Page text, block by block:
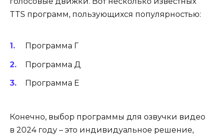
TTS программ, пользующихся популярностью:
Программа Г
Программа Д
Программа Е
Конечно, выбор программы для озвучки видео
в 2024 году – это индивидуальное решение,